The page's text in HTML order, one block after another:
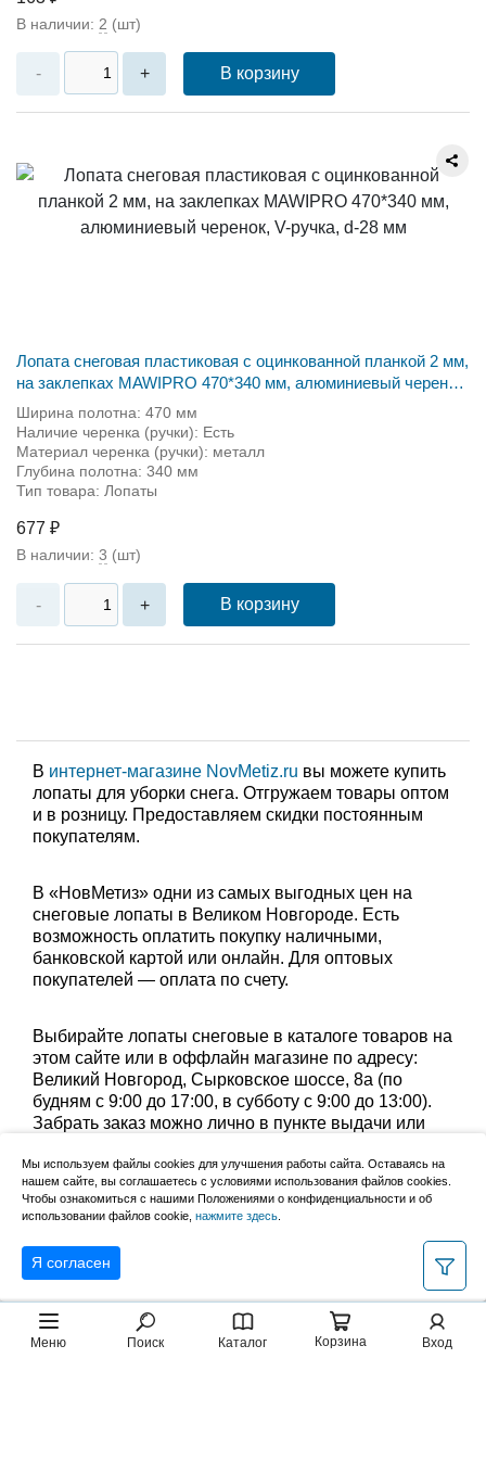
Меню Поиск Каталог Корзина Вход
В наличии: 2 (шт)
- + В корзину
Лопата снеговая пластиковая с оцинкованной планкой 2 мм,
на заклепках MAWIPRO 470*340 мм, алюминиевый черенок,
V-ручка, d-28 мм
Ширина полотна: 470 мм
Наличие черенка (ручки): Есть
Материал черенка (ручки): металл
Глубина полотна: 340 мм
Тип товара: Лопаты
677 ₽
В наличии: 3 (шт)
- + В корзину
В интернет-магазине NovMetiz.ru вы можете купить
лопаты для уборки снега. Отгружаем товары оптом
и в розницу. Предоставляем скидки постоянным
покупателям.
В «НовМетиз» одни из самых выгодных цен на
снеговые лопаты в Великом Новгороде. Есть
возможность оплатить покупку наличными,
банковской картой или онлайн. Для оптовых
покупателей — оплата по счету.
Выбирайте лопаты снеговые в каталоге товаров на
этом сайте или в оффлайн магазине по адресу:
Великий Новгород, Сырковское шоссе, 8а (по
будням с 9:00 до 17:00, в субботу с 9:00 до 13:00).
Забрать заказ можно лично в пункте выдачи или
Уточните группу товаров:
снеговые лопаты с черенками
Мы используем файлы cookies для улучшения работы сайта. Оставаясь на
нашем сайте, вы соглашаетесь с условиями использования файлов cookies.
Чтобы ознакомиться с нашими Положениями о конфиденциальности и об
использовании файлов cookie, нажмите здесь
Я согласен